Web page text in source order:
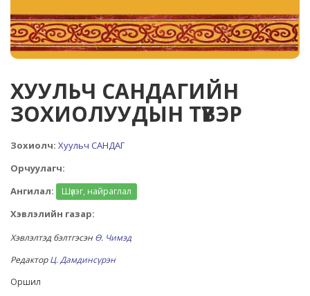
ХУУЛЬЧ САНДАГИЙН
ЗОХИОЛУУДЫН ТҮҮВЭР
Зохиолч: Хуульч САНДАГ
Орчуулагч:
Ангилал:
Шүлэг, найраглал
Хэвлэлийн газар:
Хэвлэлтэд бэлтгэсэн Ө. Чимэд
РедакторЦ. Дамдинсүрэн
Оршил